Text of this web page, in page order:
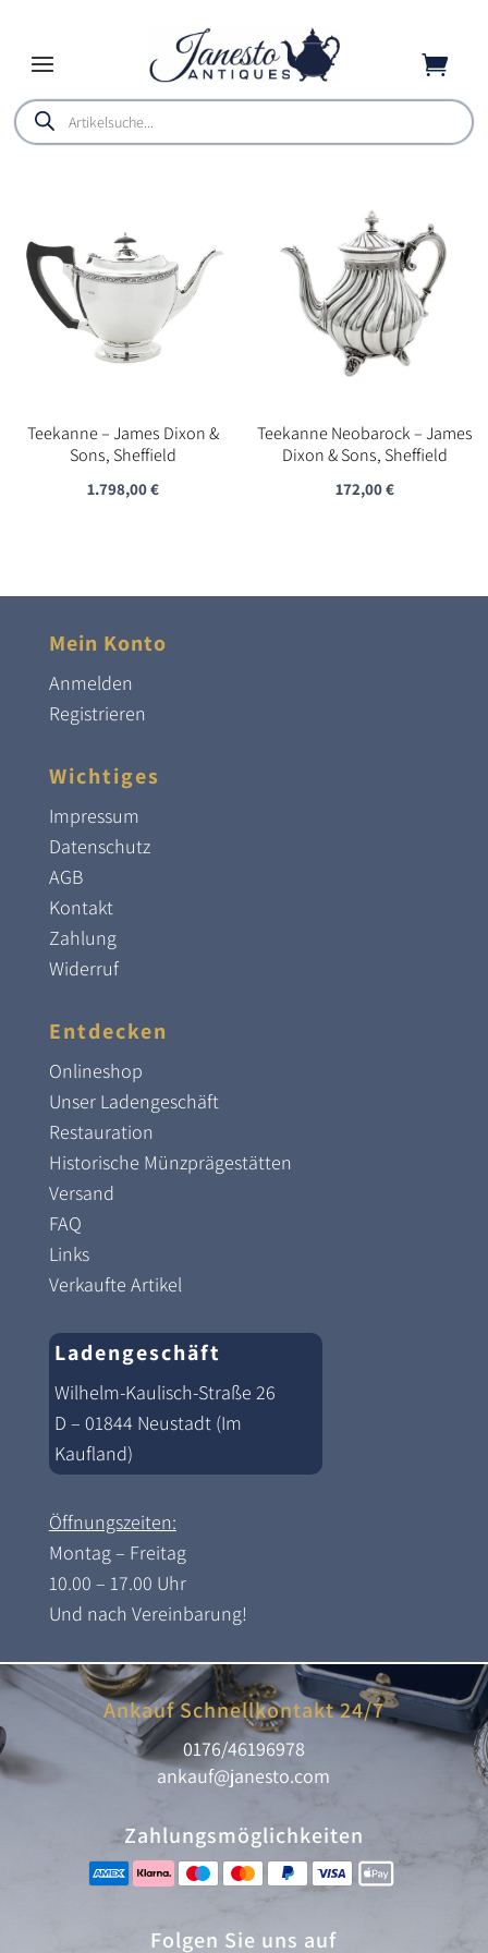

Products
search
Teekanne – James Dixon &
Sons, Sheffield
1.798,00€
Teekanne Neobarock – James
Dixon & Sons, Sheffield
172,00€
Mein Konto
Anmelden
Registrieren
Wichtiges
Impressum
Datenschutz
AGB
Kontakt
Zahlung
Widerruf
Entdecken
Onlineshop
Unser Ladengeschäft
Restauration
Historische Münzprägestätten
Versand
FAQ
Links
Verkaufte Artikel
Ladengeschäft
Wilhelm-Kaulisch-Straße 26
D – 01844 Neustadt (Im
Kaufland)
Öffnungszeiten:
Montag – Freitag
10.00 – 17.00 Uhr
Und nach Vereinbarung!
Ankauf Schnellkontakt 24/7
0176/46196978
ankauf@janesto.com
Zahlungsmöglichkeiten
Folgen Sie uns auf